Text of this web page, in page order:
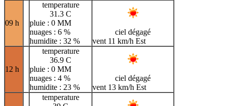
09 h
temperature
31.3 C
pluie : 0 MM
nuages : 6 %
humidite : 32 %
ciel dégagé
vent 11 km/h Est
12 h
temperature
36.9 C
pluie : 0 MM
nuages : 4 %
humidite : 23 %
ciel dégagé
vent 13 km/h Est
temperature